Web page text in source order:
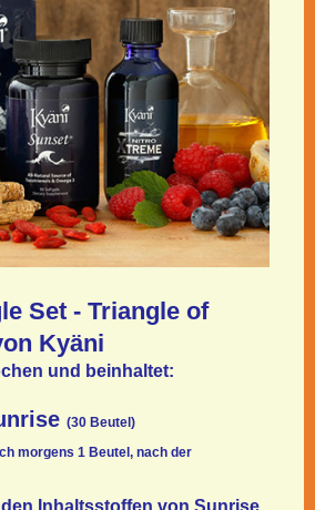
Set - Triangle of
Kyäni
und beinhaltet:
(30 Beutel)
morgens 1 Beutel, nach der
den Inhaltsstoffen von Sunrise